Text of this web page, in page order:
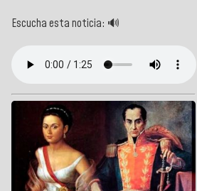
Escucha esta noticia: 🔊